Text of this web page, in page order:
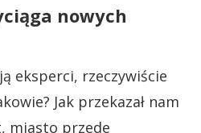
nowych
eksperci, rzeczywiście
Jak przekazał nam
miasto przede